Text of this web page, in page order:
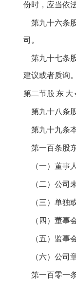
份时，应当依
第九十六条
司。
第九十七条
建议或者质询。
第二节股 东 大
第九十八条
第九十九条
第一百条股
（一）董事
（二）公司
（三）单独
（四）董事
（五）监事
（六）公司
第一百零一